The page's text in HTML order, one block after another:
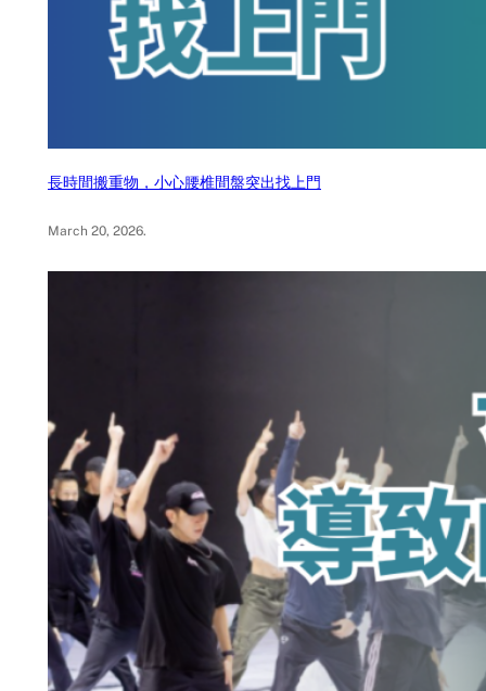
長時間搬重物，小心腰椎間盤突出找上門
March 20, 2026.